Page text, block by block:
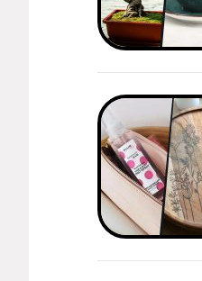
Новости
Тесты
Секспросвет
Великие женщины